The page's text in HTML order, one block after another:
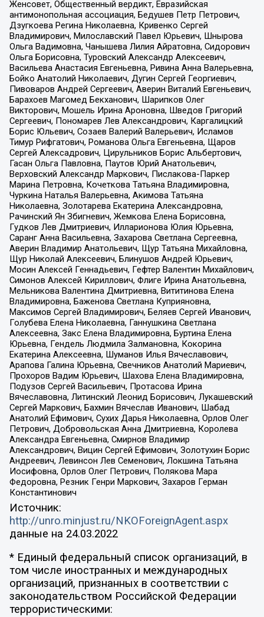
Женсовет, Общественный вердикт, Евразийская
антимонопольная ассоциация, Бедушев Петр Петрович,
Дзугкоева Регина Николаевна, Кривенко Сергей
Владимирович, Милославский Павел Юрьевич, Шнырова
Ольга Вадимовна, Чанышева Лилия Айратовна, Сидорович
Ольга Борисовна, Туровский Александр Алексеевич,
Васильева Анастасия Евгеньевна, Ривина Анна Валерьевна,
Бойко Анатолий Николаевич, Дугин Сергей Георгиевич,
Пивоваров Андрей Сергеевич, Аверин Виталий Евгеньевич,
Барахоев Магомед Бекханович, Шарипков Олег
Викторович, Мошель Ирина Ароновна, Шведов Григорий
Сергеевич, Пономарев Лев Александрович, Каргалицкий
Борис Юльевич, Созаев Валерий Валерьевич, Исламов
Тимур Рифгатович, Романова Ольга Евгеньевна, Щаров
Сергей Алексадрович, Цирульников Борис Альбертович,
Гасан Ольга Павловна, Паутов Юрий Анатольевич,
Верховский Александр Маркович, Пислакова-Паркер
Марина Петровна, Кочеткова Татьяна Владимировна,
Чуркина Наталья Валерьевна, Акимова Татьяна
Николаевна, Золотарева Екатерина Александровна,
Рачинский Ян Збигневич, Жемкова Елена Борисовна,
Гудков Лев Дмитриевич, Илларионова Юлия Юрьевна,
Саранг Анна Васильевна, Захарова Светлана Сергеевна,
Аверин Владимир Анатольевич, Щур Татьяна Михайловна,
Щур Николай Алексеевич, Блинушов Андрей Юрьевич,
Мосин Алексей Геннадьевич, Гефтер Валентин Михайлович,
Симонов Алексей Кириллович, Флиге Ирина Анатольевна,
Мельникова Валентина Дмитриевна, Вититинова Елена
Владимировна, Баженова Светлана Куприяновна,
Максимов Сергей Владимирович, Беляев Сергей Иванович,
Голубева Елена Николаевна, Ганнушкина Светлана
Алексеевна, Закс Елена Владимировна, Буртина Елена
Юрьевна, Гендель Людмила Залмановна, Кокорина
Екатерина Алексеевна, Шуманов Илья Вячеславович,
Арапова Галина Юрьевна, Свечников Анатолий Мариевич,
Прохоров Вадим Юрьевич, Шахова Елена Владимировна,
Подузов Сергей Васильевич, Протасова Ирина
Вячеславовна, Литинский Леонид Борисович, Лукашевский
Сергей Маркович, Бахмин Вячеслав Иванович, Шабад
Анатолий Ефимович, Сухих Дарья Николаевна, Орлов Олег
Петрович, Добровольская Анна Дмитриевна, Королева
Александра Евгеньевна, Смирнов Владимир
Александрович, Вицин Сергей Ефимович, Золотухин Борис
Андреевич, Левинсон Лев Семенович, Локшина Татьяна
Иосифовна, Орлов Олег Петрович, Полякова Мара
Федоровна, Резник Генри Маркович, Захаров Герман
Константинович
Источник:
http://unro.minjust.ru/NKOForeignAgent.aspx
данные на 24.03.2022
* Единый федеральный список организаций, в
том числе иностранных и международных
организаций, признанных в соответствии с
законодательством Российской Федерации
террористическими: